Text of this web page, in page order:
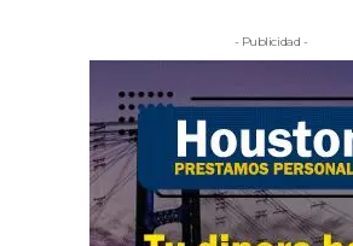
- Publicidad -